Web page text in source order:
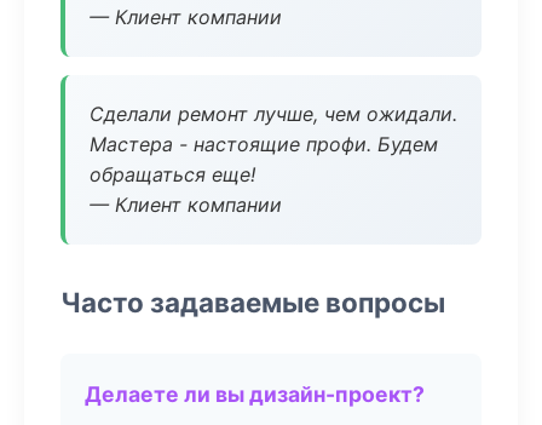
— Клиент компании
Сделали ремонт лучше, чем ожидали.
Мастера - настоящие профи. Будем
обращаться еще!
— Клиент компании
Часто задаваемые вопросы
Делаете ли вы дизайн-проект?